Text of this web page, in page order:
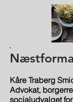
Kåre Traberg
Advokat,
socialudvalget